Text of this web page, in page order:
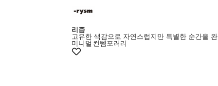
리즘
고유한 색감으로 자연스럽지만 특별한 순간을
미니멀 컨템포러리